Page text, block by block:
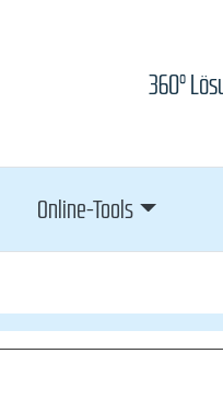
360°
Online-Tools